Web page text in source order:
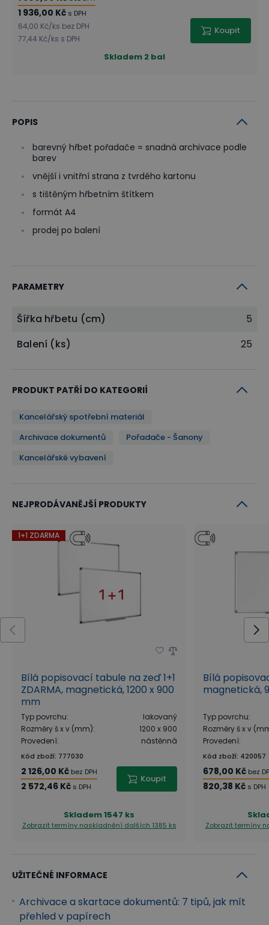
1 936,00 Kč s DPH
64,00 Kč/ks bez DPH
77,44 Kč/ks s DPH
Koupit
Skladem 2 bal
POPIS
barevný hřbet pořadače = snadná archivace podle
barev
vnější i vnitřní strana z tvrdého kartonu
s tištěným hřbetním štítkem
formát A4
prodej po balení
PARAMETRY
Šířka hřbetu (cm)
5
Balení (ks)
25
PRODUKT PATŘÍ DO KATEGORIÍ
Kancelářský spotřební materiál
Archivace dokumentů
Pořadače - Šanony
Kancelářské vybavení
NEJPRODÁVANĚJŠÍ PRODUKTY
1+1 ZDARMA
Bílá popisovací tabule na zeď 1+1
ZDARMA, magnetická, 1200 x 900
mm
Typ povrchu:
lakovaný
Rozměry š x v (mm):
1200 x 900
Provedení: nástěnná
Kód zboží: 777030
2 126,00 Kč bez DPH
2 572,46 Kč s DPH
Koupit
Skladem1547 ks
Zobrazit termíny naskladnění dalších 1385 ks
Bílá
magnetická,
Typ povrchu:
Rozměry š x v
Provedení:
Kód zboží: 420057
678,00 Kč bez
820,38 Kč s DPH
Zobrazit termíny
UŽITEČNÉ INFORMACE
Archivace a skartace dokumentů: 7 tipů, jak mít
přehled v papírech